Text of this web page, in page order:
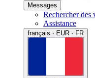
Messages
Rechercher des
Assistance
français · EUR · FR